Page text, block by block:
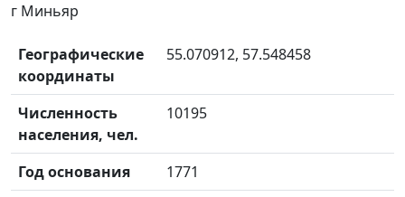
г Миньяр
Географические
координаты
55.070912, 57.548458
Численность
населения, чел.
10195
Год основания 1771